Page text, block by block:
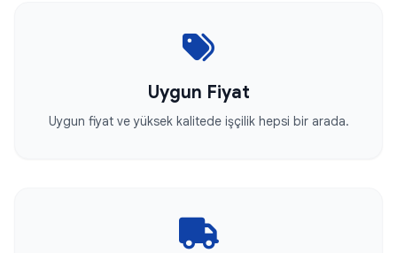
Uygun Fiyat
Uygun fiyat ve yüksek kalitede işçilik hepsi bir arada.